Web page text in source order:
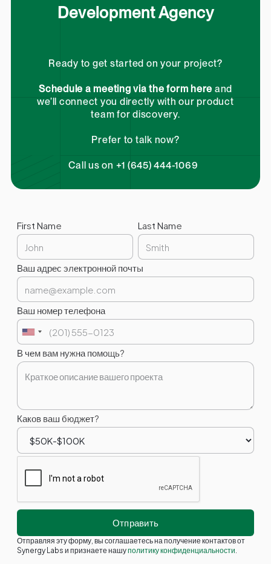
Development Agency
Ready to get started on your project?
Schedule a meeting via the form here and
we’ll connect you directly with our product
team for discovery.
Prefer to talk now?
Call us on +1 (645) 444-1069
First Name Last Name
Ваш адрес электронной почты
Ваш номер телефона
В чем вам нужна помощь?
Каков ваш бюджет?
Отправляя эту форму, вы соглашаетесь на получение контактов от
Synergy Labs и признаете нашуполитику конфиденциальности.